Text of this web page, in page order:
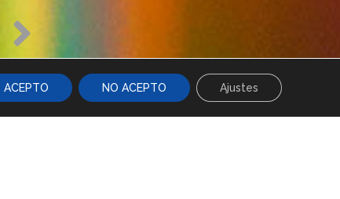
Siguiente
ACEPTO NO ACEPTO Ajustes